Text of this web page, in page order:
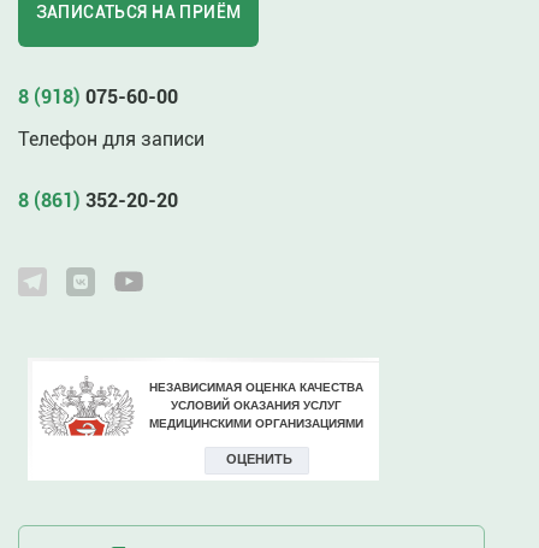
ЗАПИСАТЬСЯ НА ПРИЁМ
8 (918) 075-60-00
Телефон для записи
8 (861) 352-20-20